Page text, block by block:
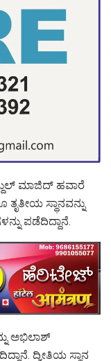
ಮಾಜಿದ್ ಹವಾರೆ
ತೃತೀಯ ಸ್ಥಾನವನ್ನು
ಪಡೆದಿದ್ದಾನೆ.
ಅಭಿಲಾಶ್
ದ್ವೀತಿಯ ಸ್ಥಾನ